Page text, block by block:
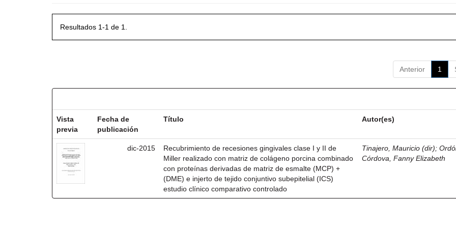
Resultados 1-1 de 1.
Anterior 1
Vista
previa
Fecha de
publicación
Título Autor(es)
dic-2015
Recubrimiento de recesiones gingivales clase I y II de
Miller realizado con matriz de colágeno porcina combinado
con proteínas derivadas de matriz de esmalte (MCP) +
(DME) e injerto de tejido conjuntivo subepitelial (ICS)
estudio clínico comparativo controlado
Tinajero, Mauricio (dir);
Córdova, Fanny Elizabeth